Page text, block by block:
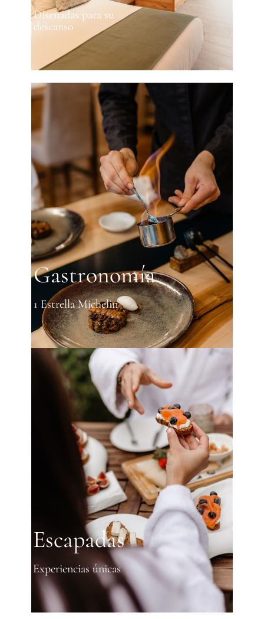
Diseñadas para su
descanso
Gastronomía
1 Estrella Michelin
Escapadas
Experiencias únicas